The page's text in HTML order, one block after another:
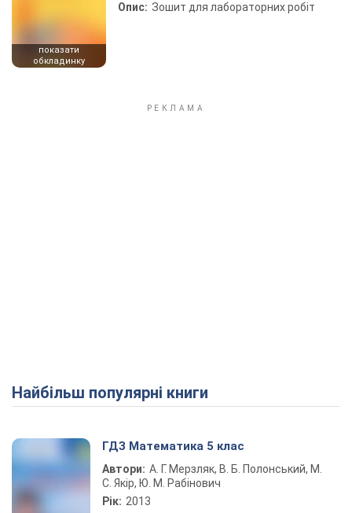
показати
обкладинку
Опис: Зошит для лабораторних робіт
Найбільш популярні книги
ГДЗ Математика 5 клас
Автори: А. Г. Мерзляк, В. Б. Полонський, М.
С. Якір, Ю. М. Рабінович
Рік: 2013